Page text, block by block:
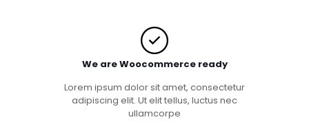
We are Woocommerce ready
Lorem ipsum dolor sit amet, consectetur
adipiscing elit. Ut elit tellus, luctus nec
ullamcorpe